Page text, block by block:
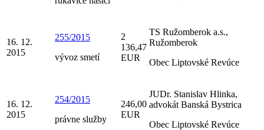
16. 12.
2015
255/2015
vývoz smetí
2
136,47
EUR
TS Ružomberok a.s.,
Ružomberok
Obec Liptovské Revúce
16. 12.
2015
254/2015
právne služby
246,00
EUR
JUDr. Stanislav Hlinka,
advokát Banská Bystrica
Obec Liptovské Revúce